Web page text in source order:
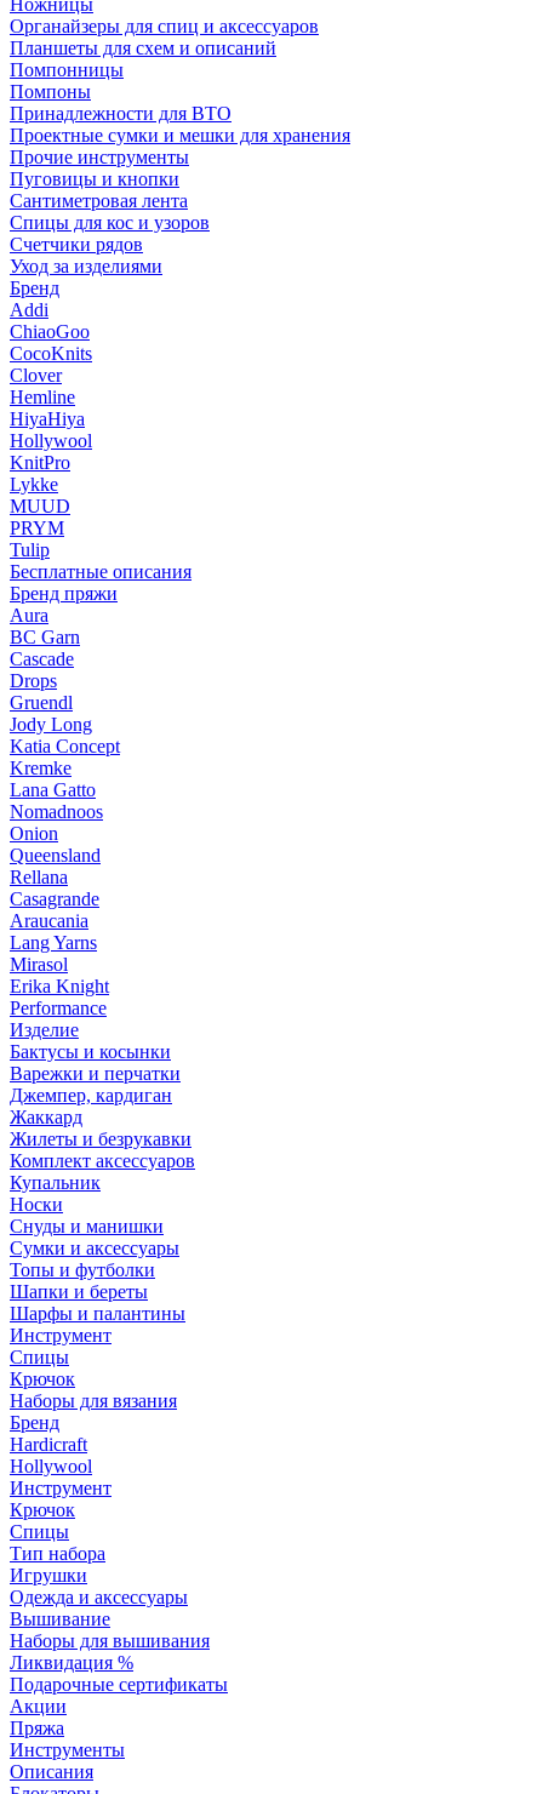
Ножницы
Органайзеры для спиц и аксессуаров
Планшеты для схем и описаний
Помпонницы
Помпоны
Принадлежности для ВТО
Проектные сумки и мешки для хранения
Прочие инструменты
Пуговицы и кнопки
Сантиметровая лента
Спицы для кос и узоров
Счетчики рядов
Уход за изделиями
Бренд
Addi
ChiaoGoo
CocoKnits
Clover
Hemline
HiyaHiya
Hollywool
KnitPro
Lykke
MUUD
PRYM
Tulip
Бесплатные описания
Бренд пряжи
Aura
BC Garn
Cascade
Drops
Gruendl
Jody Long
Katia Concept
Kremke
Lana Gatto
Nomadnoos
Onion
Queensland
Rellana
Casagrande
Araucania
Lang Yarns
Mirasol
Erika Knight
Performance
Изделие
Бактусы и косынки
Варежки и перчатки
Джемпер, кардиган
Жаккард
Жилеты и безрукавки
Комплект аксессуаров
Купальник
Носки
Снуды и манишки
Сумки и аксессуары
Топы и футболки
Шапки и береты
Шарфы и палантины
Инструмент
Спицы
Крючок
Наборы для вязания
Бренд
Hardicraft
Hollywool
Инструмент
Крючок
Спицы
Тип набора
Игрушки
Одежда и аксессуары
Вышивание
Наборы для вышивания
Ликвидация %
Подарочные сертификаты
Акции
Пряжа
Инструменты
Описания